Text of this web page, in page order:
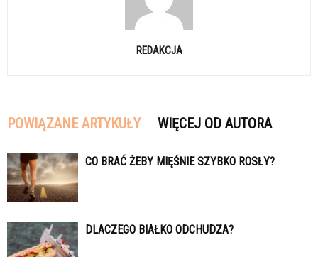
REDAKCJA
POWIĄZANE ARTYKUŁY WIĘCEJ OD AUTORA
CO BRAĆ ŻEBY MIĘŚNIE SZYBKO ROSŁY?
DLACZEGO BIAŁKO ODCHUDZA?